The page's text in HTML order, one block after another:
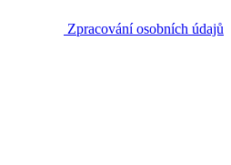
Zpracování osobních údajů